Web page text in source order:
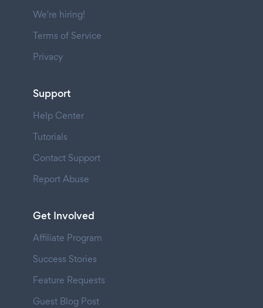
We're hiring!
Terms of Service
Privacy
Support
Help Center
Tutorials
Contact Support
Report Abuse
Get Involved
Affiliate Program
Success Stories
Feature Requests
Guest Blog Post